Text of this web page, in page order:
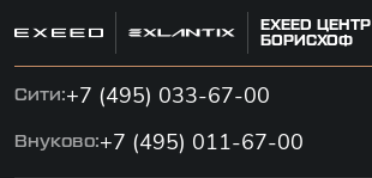
EXEED ЦЕНТР
БОРИСХОФ
Сити:+7 (495) 033-67-00
Внуково:+7 (495) 011-67-00